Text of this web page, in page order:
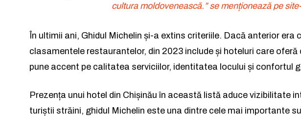
afacerilor și
cultura moldovenească.” se menționează pe
În ultimii ani, Ghidul Michelin și-a extins criteriile. Dacă anterior era
clasamentele restaurantelor, din 2023 include și hoteluri care oferă
pune accent pe calitatea serviciilor, identitatea locului și confortul
Prezența unui hotel din Chișinău în această listă aduce vizibilitate
turiștii străini, ghidul Michelin este una dintre cele mai importante